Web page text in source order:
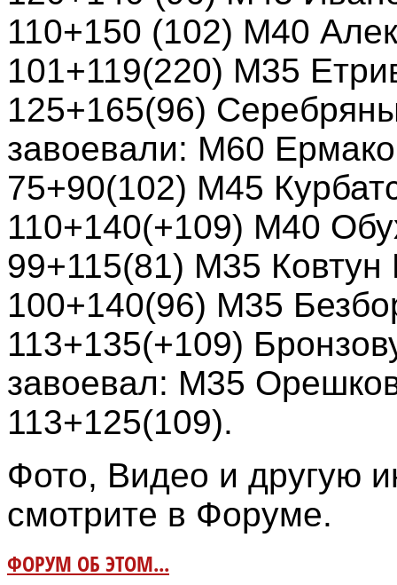
110+150 (102) М40
101+119(220) М35
125+165(96)
завоевали: М60
75+90(102) М45
110+140(+109) М40
99+115(81) М35 Ковтун
100+140(96) М35
113+135(+109)
завоевал: М35
113+125(109).
Фото, Видео и другую
смотрите в Форуме.
ФОРУМ ОБ ЭТОМ...